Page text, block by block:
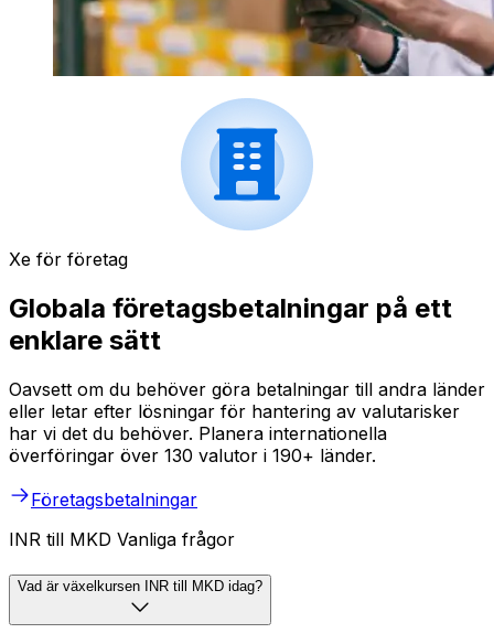
Xe för företag
Globala företagsbetalningar på ett
enklare sätt
Oavsett om du behöver göra betalningar till andra länder
eller letar efter lösningar för hantering av valutarisker
har vi det du behöver. Planera internationella
överföringar över 130 valutor i 190+ länder.
Företagsbetalningar
INR till MKD Vanliga frågor
Vad är växelkursen INR till MKD idag?